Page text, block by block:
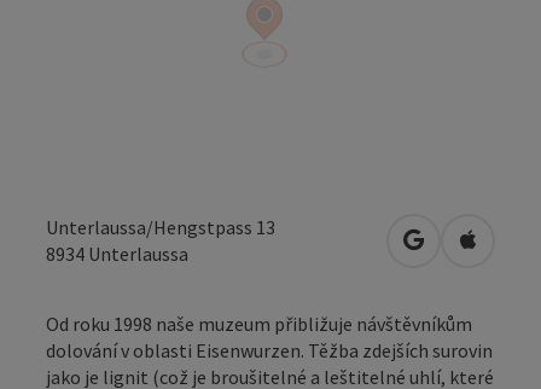
Unterlaussa/Hengstpass 13
8934 Unterlaussa Otevřít vOtevřít
Od roku 1998 naše muzeum přibližuje návštěvníkům
dolování v oblasti Eisenwurzen. Těžba zdejších surovin
jako je lignit (což je broušitelné a leštitelné uhlí, které